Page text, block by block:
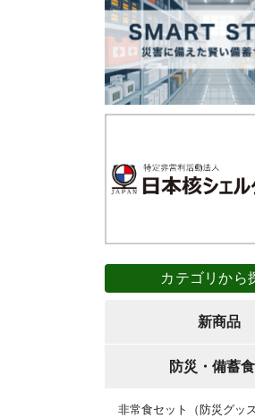
カテゴリから
新商品
防災・備蓄
非常食セット（防災グッズ